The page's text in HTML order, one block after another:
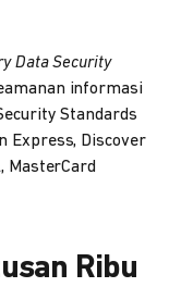
Data Security
informasi
Standards
Express, Discover
MasterCard
Ribu